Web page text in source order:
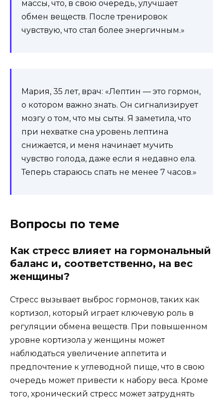
массы, что, в свою очередь, улучшает
обмен веществ. После тренировок
чувствую, что стал более энергичным.»
Мария, 35 лет, врач: «Лептин — это гормон,
о котором важно знать. Он сигнализирует
мозгу о том, что мы сыты. Я заметила, что
при нехватке сна уровень лептина
снижается, и меня начинает мучить
чувство голода, даже если я недавно ела.
Теперь стараюсь спать не менее 7 часов.»
Вопросы по теме
Как стресс влияет на гормональный
баланс и, соответственно, на вес
женщины?
Стресс вызывает выброс гормонов, таких как
кортизол, который играет ключевую роль в
регуляции обмена веществ. При повышенном
уровне кортизола у женщины может
наблюдаться увеличение аппетита и
предпочтение к углеводной пище, что в свою
очередь может привести к набору веса. Кроме
того, хронический стресс может затруднять